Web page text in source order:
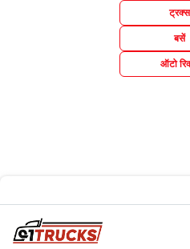
ट्रक्स
बसें
ऑटो